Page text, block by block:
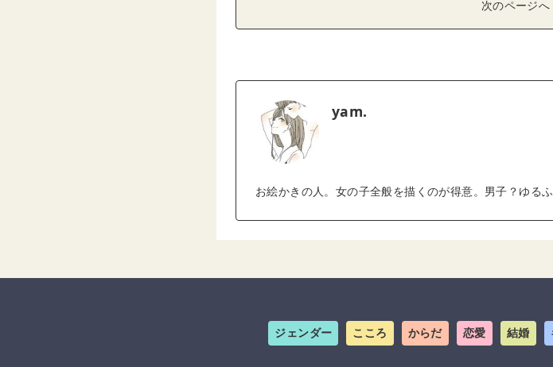
次のページへ
yam.
お絵かきの人。女の子全般を描くのが得意。男子？ゆる
ジェンダー こころ からだ 恋愛 結婚